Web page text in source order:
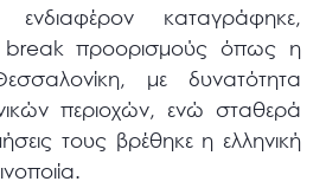
καταγράφηκε,
break προορισμούς όπως η
με δυνατότητα
περιοχών, ενώ σταθερά
τους βρέθηκε η ελληνική